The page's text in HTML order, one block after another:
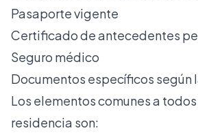
Pasaporte vigente
Certificado de antecedentes
Seguro médico
Documentos específicos según
Los elementos comunes a
residencia son: